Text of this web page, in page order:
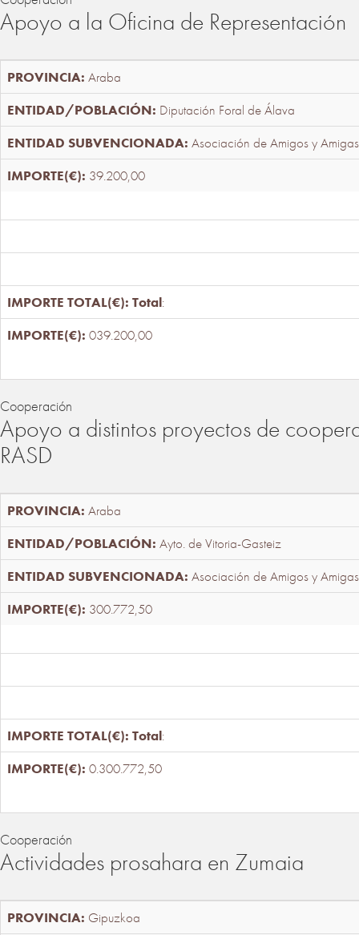
Apoyo a la Oficina de Representación
Araba
Diputación Foral de Álava
Asociación de Amigos y
39.200,00
Total:
039.200,00
Cooperación
Apoyo a distintos proyectos de
RASD
Araba
Ayto. de Vitoria-Gasteiz
Asociación de Amigos y
300.772,50
Total:
0.300.772,50
Cooperación
Actividades prosahara en Zumaia
Gipuzkoa